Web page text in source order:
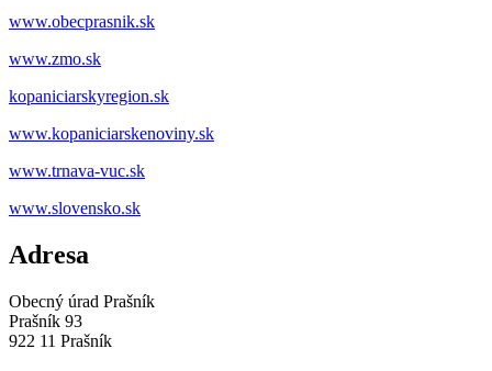
www.obecprasnik.sk
www.zmo.sk
kopaniciarskyregion.sk
www.kopaniciarskenoviny.sk
www.trnava-vuc.sk
www.slovensko.sk
Adresa
Obecný úrad Prašník
Prašník 93
922 11 Prašník